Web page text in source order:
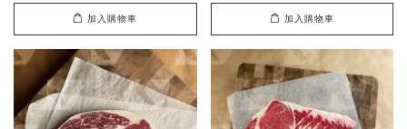
加入購物車 加入購物車